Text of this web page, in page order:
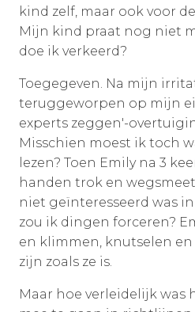
kind zelf, maar ook voor
Mijn kind praat nog niet
doe ik verkeerd?
Toegegeven. Na mijn
teruggeworpen op mijn
experts zeggen'-
Misschien moest ik toch
lezen? Toen Emily na 3
handen trok en
niet geïnteresseerd was
zou ik dingen forceren?
en klimmen, knutselen en
zijn zoals ze is.
Maar hoe verleidelijk was